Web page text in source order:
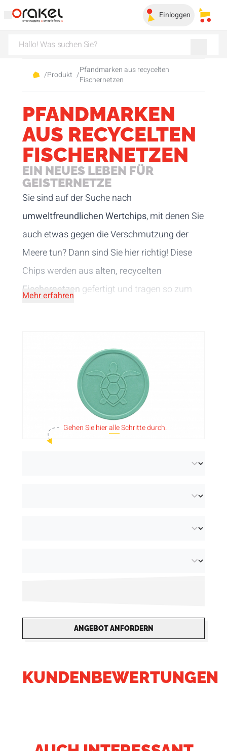
Einloggen
/Produkt /Pfandmarken aus recycelten
Fischernetzen
PFANDMARKEN
AUS RECYCELTEN
FISCHERNETZEN
EIN NEUES LEBEN FÜR
GEISTERNETZE
Sie sind auf der Suche nach
umweltfreundlichen Wertchips, mit denen Sie
auch etwas gegen die Verschmutzung der
Meere tun? Dann sind Sie hier richtig! Diese
Chips werden aus alten, recycelten
Fischernetzen gefertigt und tragen so zum
Meeren. Rettet die Meere!
Mehr erfahren
Gehen Sie hieralleSchritte durch.
ANGEBOT ANFORDERN
KUNDENBEWERTUNGEN